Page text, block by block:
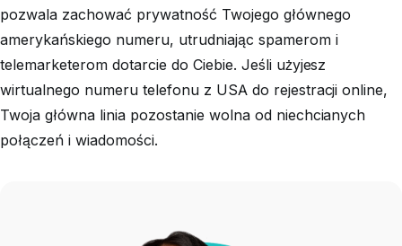
pozwala zachować prywatność Twojego głównego
amerykańskiego numeru, utrudniając spamerom i
telemarketerom dotarcie do Ciebie. Jeśli użyjesz
wirtualnego numeru telefonu z USA do rejestracji online,
Twoja główna linia pozostanie wolna od niechcianych
połączeń i wiadomości.